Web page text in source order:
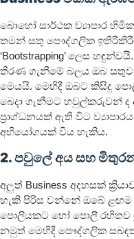
බොහෝ සාර්ථක ව්‍යාපාර
තමන් සතු පෞද්ගලික
‘Bootstrapping’ ලෙස
තීරණ ගැනීමේ බලය ඔබ සතුව
මෙයයි. මෙහිදී ඔබට කිසිදු
බෙදා ගැනීමට හවුල්කරුවන්
ප්‍රාග්ධනයක් ඇති විට
අභියෝගයක් විය හැකිය.
2. පවුලේ අය සහ
අලුත් Business අදහසක්
හැකි පිරිස වන්නේ ඔබේ
පොලියකට හෝ පොලී රහිතව
නමුත් මෙහිදී පෞද්ගලික